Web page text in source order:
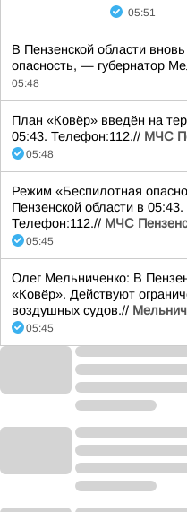
05:51
В Пензенской области
опасность, — губернатор
05:48
План «Ковёр» введён на
05:43. Телефон:112.// МЧС
05:48
Режим «Беспилотная
Пензенской области в
Телефон:112.// МЧС
05:45
Олег Мельниченко: В
«Ковёр». Действуют
воздушных судов.//
05:45